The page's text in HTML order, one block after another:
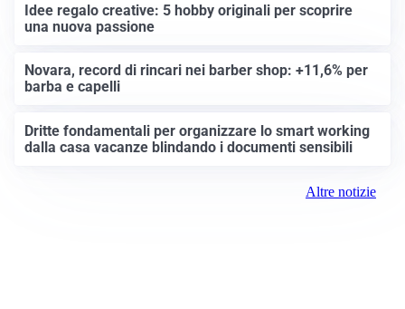
Idee regalo creative: 5 hobby originali per scoprire
una nuova passione
Novara, record di rincari nei barber shop: +11,6% per
barba e capelli
Dritte fondamentali per organizzare lo smart working
dalla casa vacanze blindando i documenti sensibili
Altre notizie